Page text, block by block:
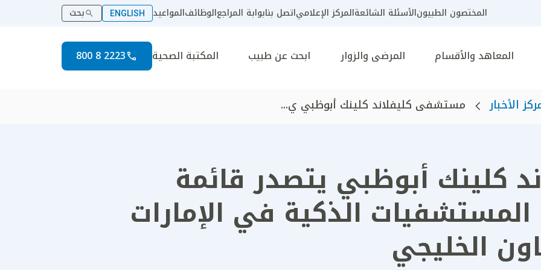
المختصون الطبيونالأسئلة الشائعةالمركز الإعلامياتصل بنابوابة المراجعالوظائفالمواعيد ENGLISH بحث
المعاهد والأقسام المرضى والزوار ابحث عن طبيب المكتبة الصحية 2223 8 800
الأخبار مستشفى كليفلاند كلينك أبوظبي ي...
كلينك أبوظبي يتصدر قائمة
الذكية في الإمارات
الخليجي